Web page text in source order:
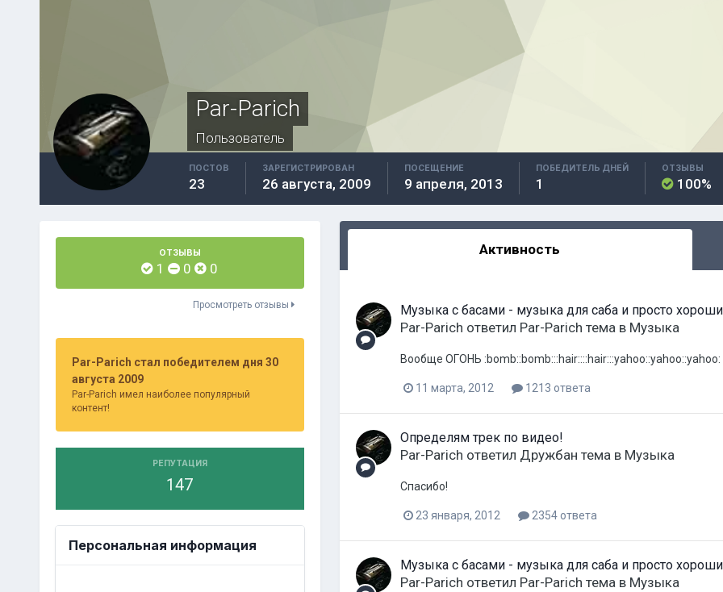
Par-Parich
Пользователь
ПОСТОВ
23
ЗАРЕГИСТРИРОВАН
26 августа, 2009
ПОСЕЩЕНИЕ
9 апреля, 2013
ПОБЕДИТЕЛЬ ДНЕЙ
1
ОТЗЫВЫ
100%
ОТЗЫВЫ
1 0 0
Просмотреть отзывы
Par-Parich стал победителем дня 30
августа 2009
Par-Parich имел наиболее популярный
контент!
РЕПУТАЦИЯ
147
Персональная информация
Активность
Музыка с басами - музыка для саба и просто
Par-Parich ответил Par-Parich тема в Музыка
Вообще ОГОНЬ :bomb::bomb:::hair::::hair:::yahoo::yahoo::yahoo:
11 марта, 2012 1213 ответа
Определям трек по видео!
Par-Parich ответил Дружбан тема в Музыка
Спасибо!
23 января, 2012 2354 ответа
Музыка с басами - музыка для саба и просто
Par-Parich ответил Par-Parich тема в Музыка